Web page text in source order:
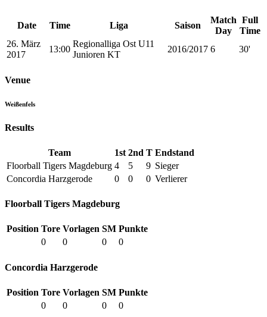
Date Time Liga Saison
Match
Day
Full
Time
26. März
2017
13:00
Regionalliga Ost U11
Junioren KT
2016/2017 6 30'
Venue
Weißenfels
Results
Team 1st 2nd T Endstand
Floorball Tigers Magdeburg 4 5 9 Sieger
Concordia Harzgerode
0 0 0 Verlierer
Floorball Tigers Magdeburg
Position Tore Vorlagen SM Punkte
0
0 0 0
Concordia Harzgerode
Position Tore Vorlagen SM Punkte
0
0 0 0